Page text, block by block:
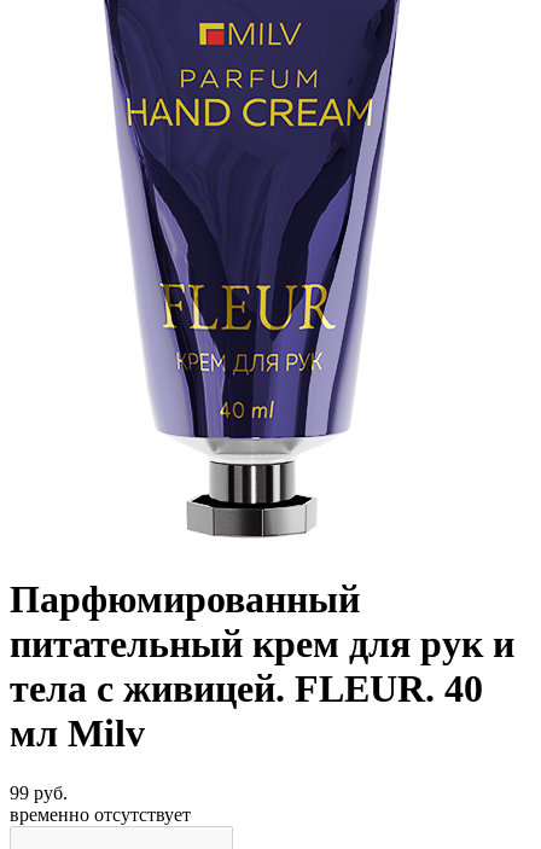
Парфюмированный
питательный крем для рук и
тела с живицей. FLEUR. 40
мл Milv
99 руб.
временно отсутствует